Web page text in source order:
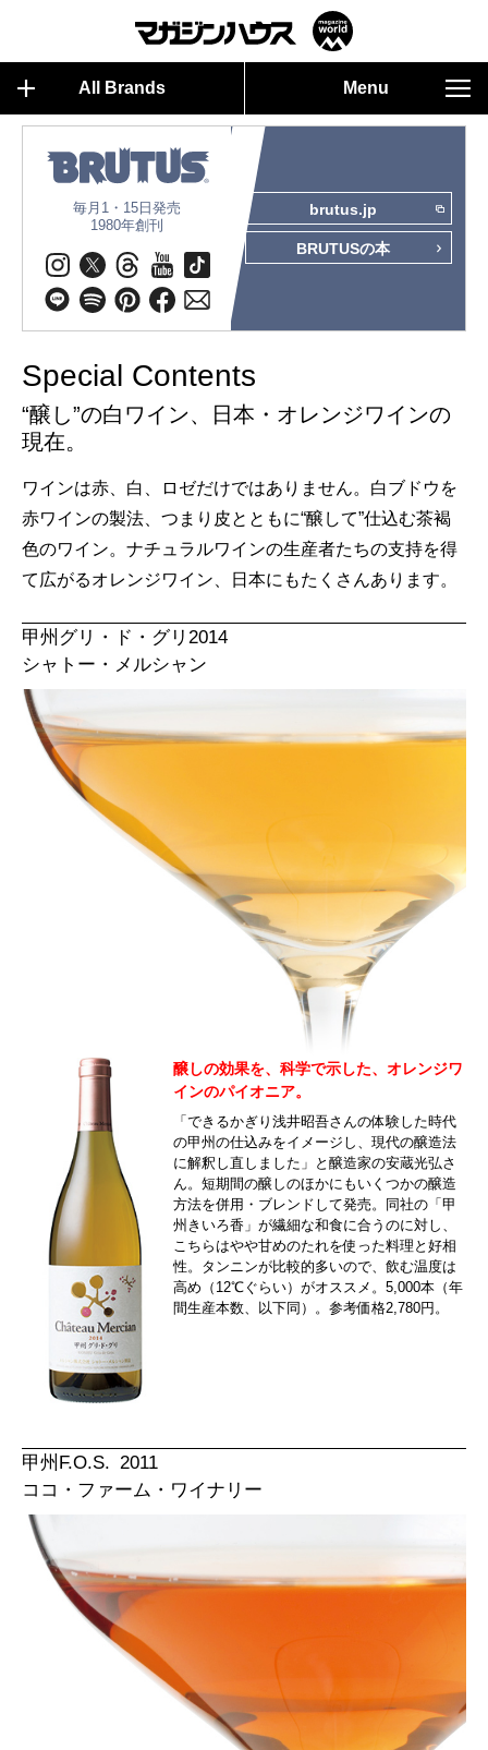
All Brands Menu
毎月1・15日発売
1980年創刊
brutus.jp
BRUTUSの本
Special Contents
“醸し”の白ワイン、日本・オレンジワインの
現在。
ワインは赤、白、ロゼだけではありません。白ブドウを
赤ワインの製法、つまり皮とともに“醸して”仕込む茶褐
色のワイン。ナチュラルワインの生産者たちの支持を得
て広がるオレンジワイン、日本にもたくさんあります。
甲州グリ・ド・グリ2014
シャトー・メルシャン
醸しの効果を、科学で示した、オレンジワ
インのパイオニア。
「できるかぎり浅井昭吾さんの体験した時代
の甲州の仕込みをイメージし、現代の醸造法
に解釈し直しました」と醸造家の安蔵光弘さ
ん。短期間の醸しのほかにもいくつかの醸造
方法を併用・ブレンドして発売。同社の「甲
州きいろ香」が繊細な和食に合うのに対し、
こちらはやや甘めのたれを使った料理と好相
性。タンニンが比較的多いので、飲む温度は
高め（12℃ぐらい）がオススメ。5,000本（年
間生産本数、以下同）。参考価格2,780円。
甲州F.O.S. 2011
ココ・ファーム・ワイナリー